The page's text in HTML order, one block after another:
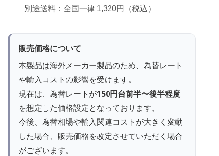
別途送料：全国一律 1,320円（税込）
販売価格について
本製品は海外メーカー製品のため、為替レート
や輸入コストの影響を受けます。
現在は、為替レートが150円台前半〜後半程度
を想定した価格設定となっております。
今後、為替相場や輸入関連コストが大きく変動
した場合、販売価格を改定させていただく場合
がございます。